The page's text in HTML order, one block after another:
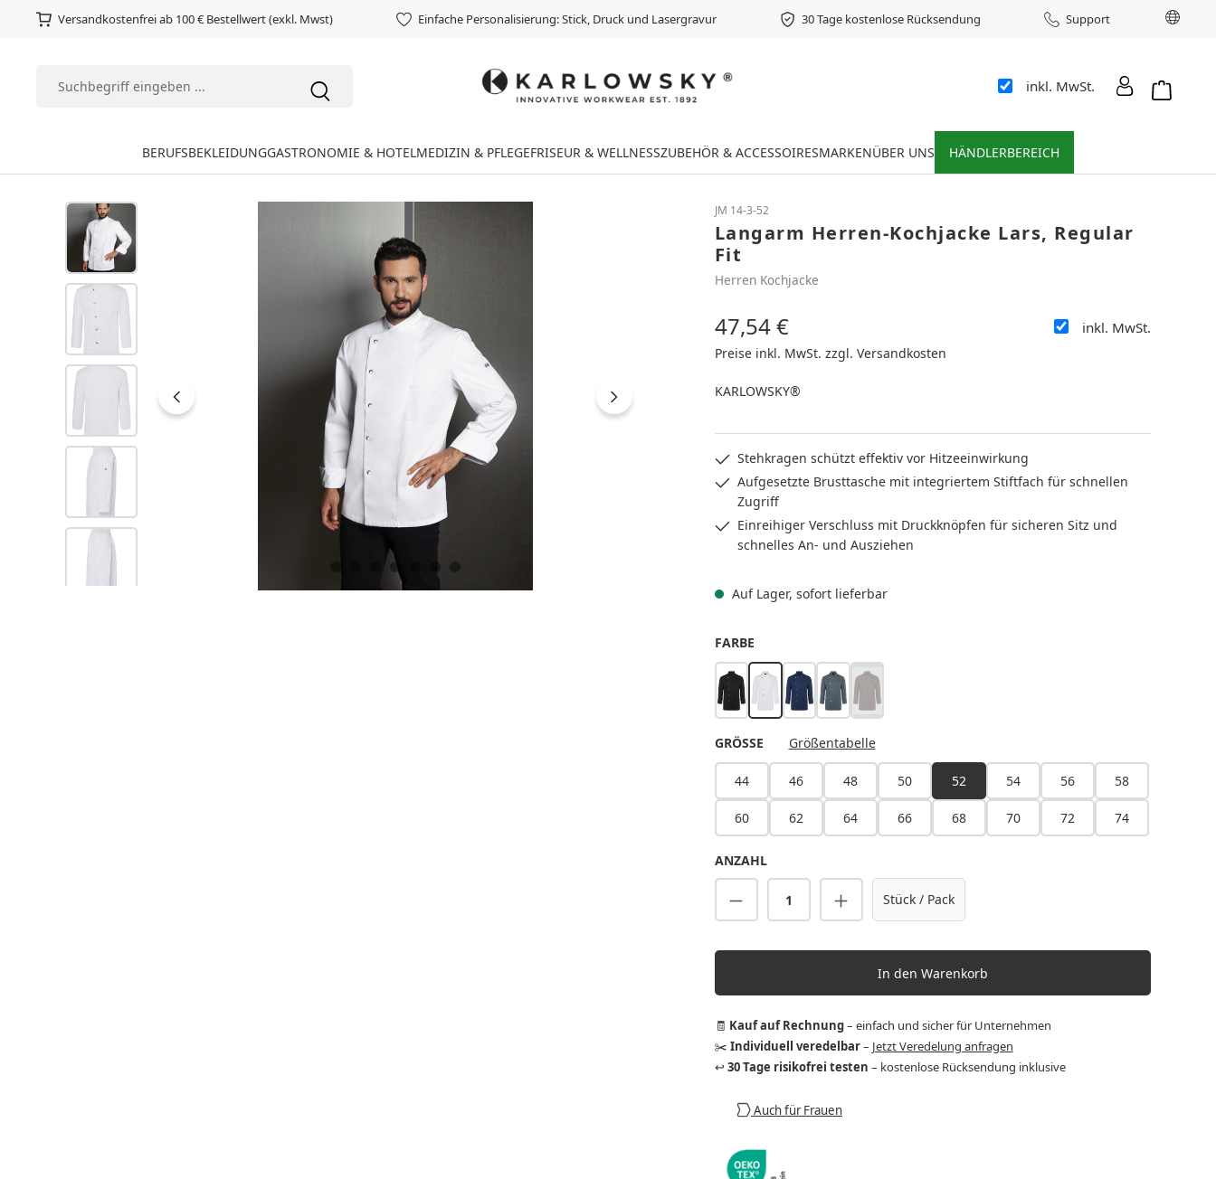
Versandkostenfrei ab 100 € Bestellwert (exkl. Mwst) Einfache Personalisierung: Stick, Druck und Lasergravur 30 Tage kostenlose Rücksendung Support
inkl. MwSt.
BERUFSBEKLEIDUNGGASTRONOMIE & HOTELMEDIZIN & PFLEGEFRISEUR & WELLNESSZUBEHÖR & ACCESSOIRESMARKENÜBER UNS HÄNDLERBEREICH
Bildergalerie überspringen JM 14-3-52
Langarm Herren-Kochjacke Lars, Regular
Fit
Herren Kochjacke
Regulärer Preis:
47,54 € inkl. MwSt.
Preise inkl. MwSt. zzgl. Versandkosten
KARLOWSKY®
Stehkragen schützt effektiv vor Hitzeeinwirkung
Aufgesetzte Brusttasche mit integriertem Stiftfach für schnellen
Zugriff
Einreihiger Verschluss mit Druckknöpfen für sicheren Sitz und
schnelles An- und Ausziehen
Auf Lager, sofort lieferbar
FARBEAUSWÄHLEN
schwarzweiß marineanthrazithellbraun
(Diese Option ist zurzeit nicht verfügbar.)
GRÖSSE AUSWÄHLEN
Größentabelle
44 46 48 50 52 54 56 58
60 62 64 66 68 70 72 74
ANZAHL
Produkt Anzahl: Gib den gewünschten Wert
Stück / Pack
In den Warenkorb
🧾 Kauf auf Rechnung– einfach und sicher für Unternehmen
✂️ Individuell veredelbar– Jetzt Veredelung anfragen
↩️ 30 Tage risikofrei testen – kostenlose Rücksendung inklusive
Auch für Frauen